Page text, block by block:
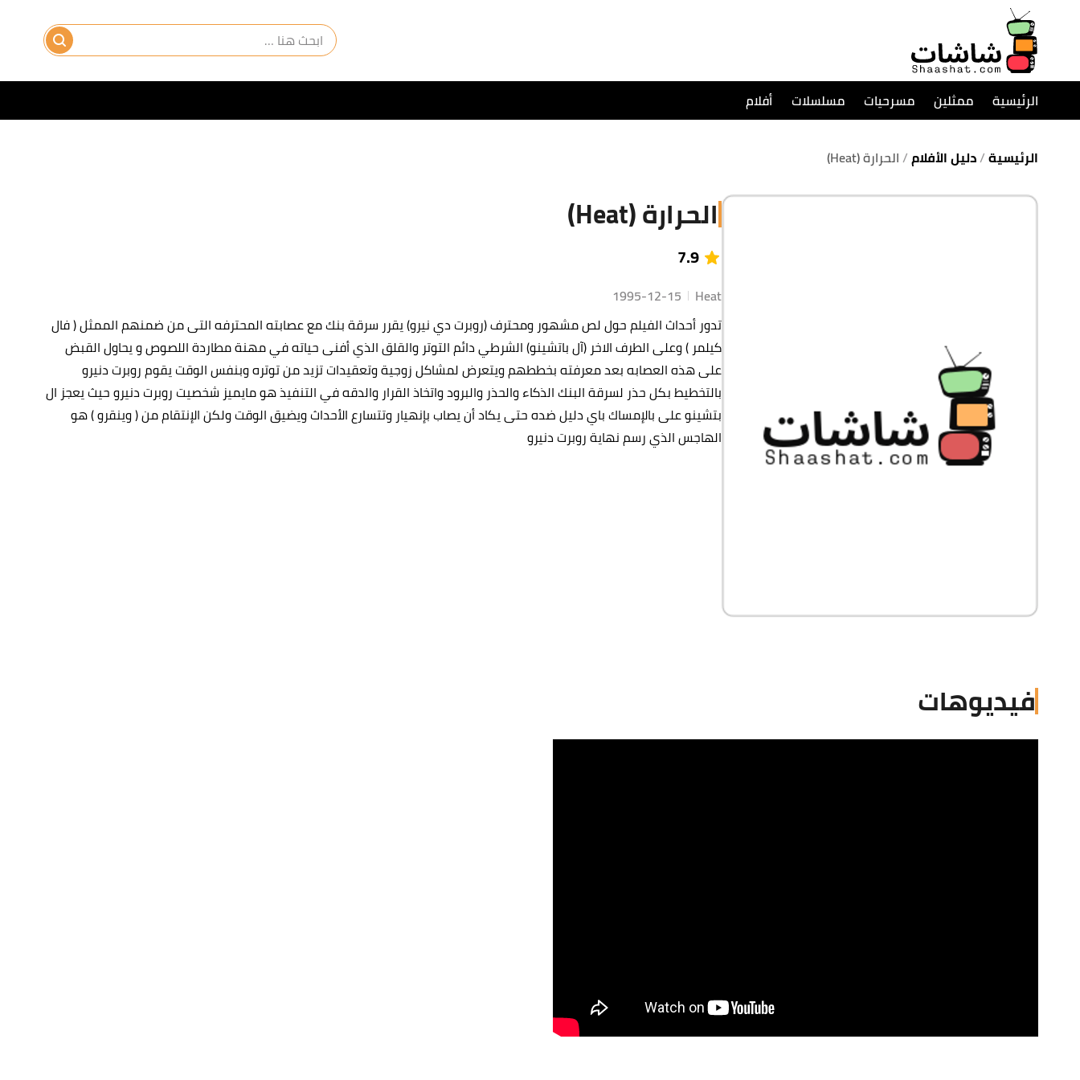
الرئيسية ممثلين مسرحيات مسلسلات أفلام
الرئيسية دليل الأفلام الحرارة (Heat)
الحرارة (Heat)
7.9
Heat
1995-12-15
تدور أحداث الفيلم حول لص مشهور ومحترف (روبرت دي نيرو) يقرر سرقة بنك مع عصابته المحترفه التى من ضمنهم الممثل ( فال
كيلمر ) وعلى الطرف الاخر (آل باتشينو) الشرطي دائم التوتر والقلق الذي أفنى حياته في مهنة مطاردة اللصوص و يحاول القبض
على هذه العصابه بعد معرفته بخططهم ويتعرض لمشاكل زوجية وتعقيدات تزيد من توتره وبنفس الوقت يقوم روبرت دنيرو
بالتخطيط بكل حذر لسرقة البنك الذكاء والحذر والبرود واتخاذ القرار والدقه في التنفيذ هو مايميز شخصيت روبرت دنيرو حيث يعجز ال
بتشينو على بالإمساك باي دليل ضده حتى يكاد أن يصاب بإنهيار وتتسارع الأحداث ويضيق الوقت ولكن الإنتقام من ( وينقرو ) هو
الهاجس الذي رسم نهاية روبرت دنيرو
فيديوهات